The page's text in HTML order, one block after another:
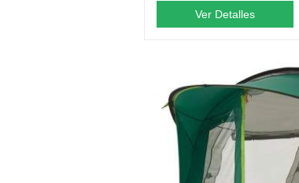
Ver Detalles